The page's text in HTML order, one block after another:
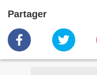
Partager